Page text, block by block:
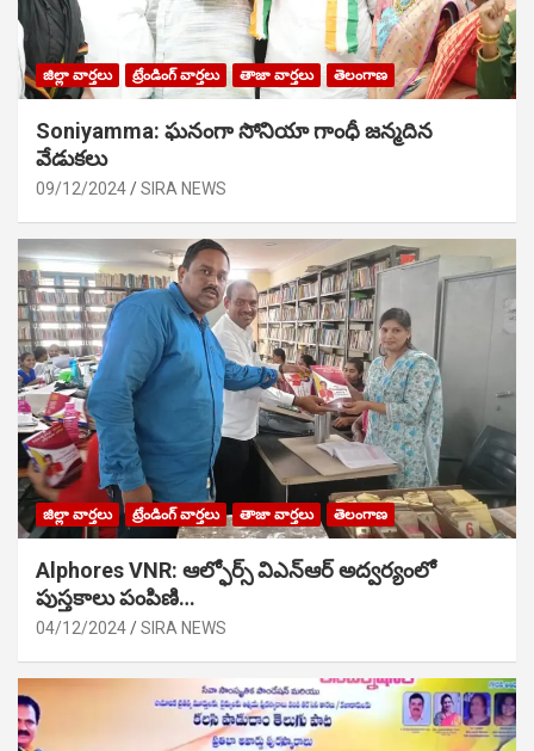
జిల్లా వార్తలు ట్రేండింగ్ వార్తలు తాజా వార్తలు తెలంగాణ
Soniyamma: ఘ‌నంగా సోనియా గాంధీ జ‌న్మ‌దిన
వేడుక‌లు
09/12/2024 SIRA NEWS
జిల్లా వార్తలు ట్రేండింగ్ వార్తలు తాజా వార్తలు తెలంగాణ
Alphores VNR: ఆల్ఫోర్స్ విఎన్ఆర్ అద్వర్యంలో
పుస్తకాలు పంపిణి…
04/12/2024 SIRA NEWS